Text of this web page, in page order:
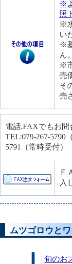
※
照
※
い
※
ん
※
売
そ
売
電話.FAXでもお問
TEL:079-267-5790
5791（常時受付）
Ｆ
入
ムツゴロウと
旬のお